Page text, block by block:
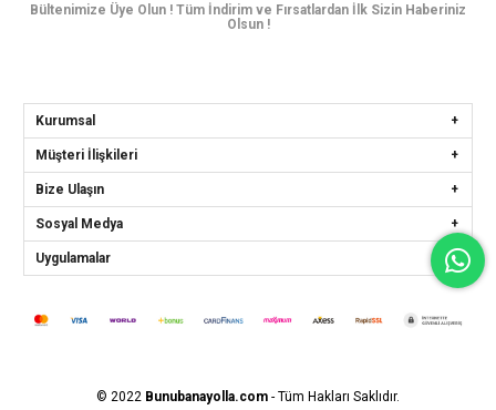
Bültenimize Üye Olun ! Tüm İndirim ve Fırsatlardan İlk Sizin Haberiniz
Olsun !
Kurumsal
Müşteri İlişkileri
Bize Ulaşın
Sosyal Medya
Uygulamalar
© 2022 Bunubanayolla.com- Tüm Hakları Saklıdır.